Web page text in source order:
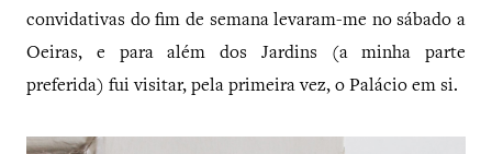
convidativas do fim de semana levaram-me no sábado a
Oeiras, e para além dos Jardins (a minha parte
preferida) fui visitar, pela primeira vez, o Palácio em si.